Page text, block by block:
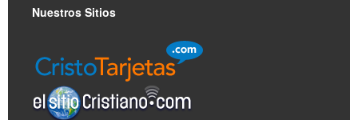
Nuestros Sitios